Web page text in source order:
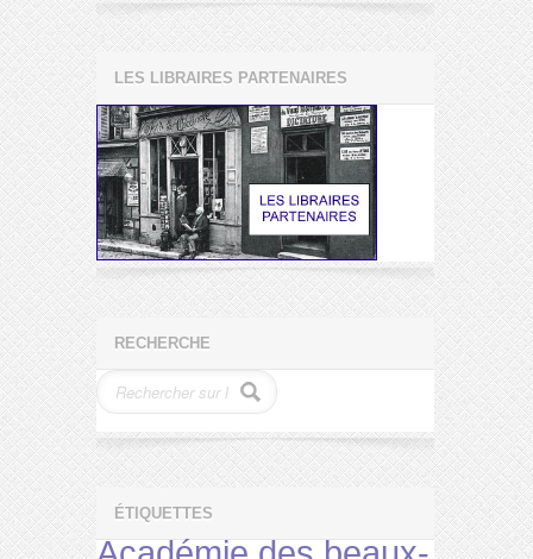
LES LIBRAIRES PARTENAIRES
RECHERCHE
ÉTIQUETTES